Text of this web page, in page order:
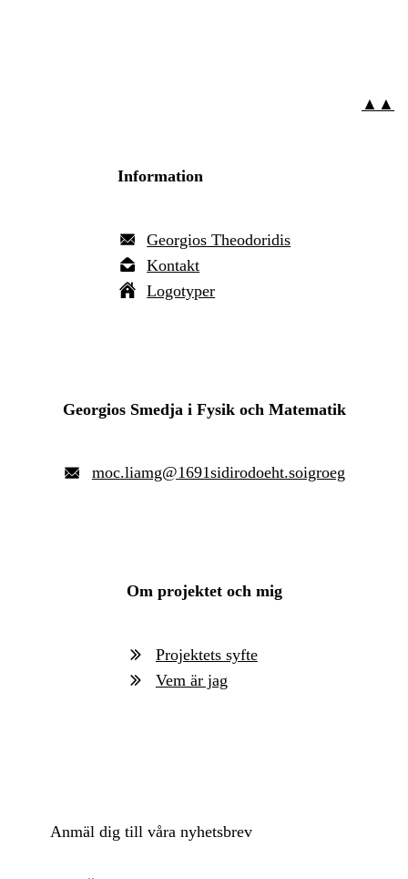
▲▲
Information
Georgios Theodoridis
Kontakt
Logotyper
Georgios Smedja i Fysik och Matematik
moc.liamg@1691sidirodoeht.soigroeg
Om projektet och mig
Projektets syfte
Vem är jag
Anmäl dig till våra nyhetsbrev